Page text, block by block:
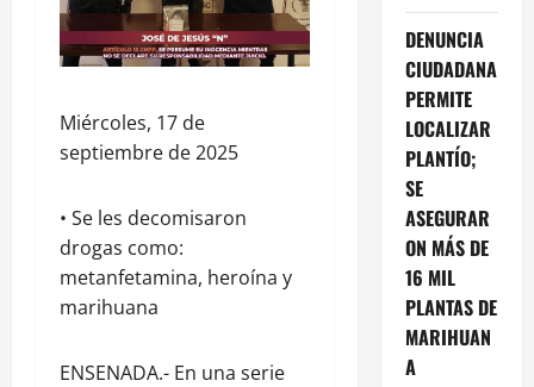
Miércoles, 17 de
septiembre de 2025
• Se les decomisaron
drogas como:
metanfetamina, heroína y
marihuana
ENSENADA.- En una serie
DENUNCIA
CIUDADANA
PERMITE
LOCALIZAR
PLANTÍO;
SE
ASEGURAR
ON MÁS DE
16 MIL
PLANTAS DE
MARIHUAN
A